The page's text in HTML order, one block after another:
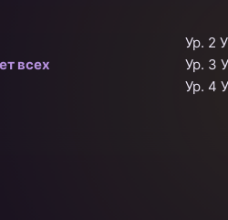
всех
Ур. 2
Ур. 3
Ур. 4